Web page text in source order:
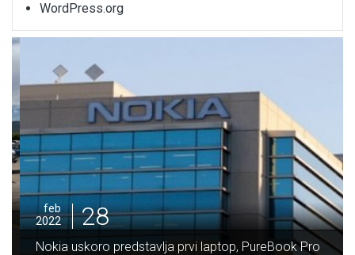
WordPress.org
feb
2022
28
Potpisan Ugovor za izgradnju dionice Nemila –
Vranduk vrijedan 64 miliona maraka